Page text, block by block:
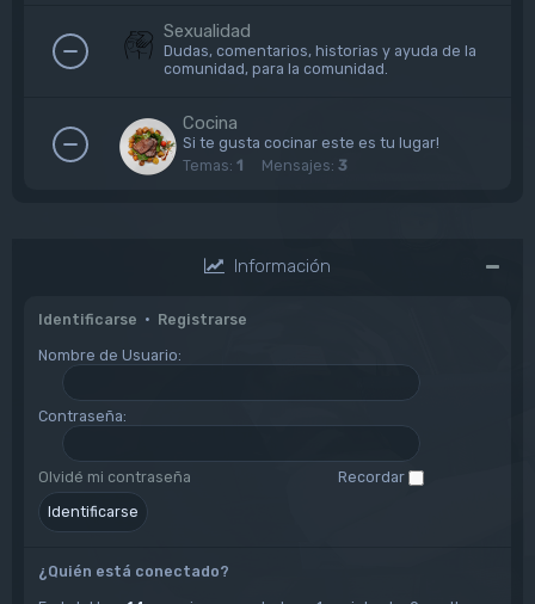
Sexualidad
Dudas, comentarios, historias y ayuda de la
comunidad, para la comunidad.
Cocina
Si te gusta cocinar este es tu lugar!
Temas: 1 Mensajes: 3
Información
Identificarse • Registrarse
Nombre de Usuario:
Contraseña:
Olvidé mi contraseña Recordar
¿Quién está conectado?